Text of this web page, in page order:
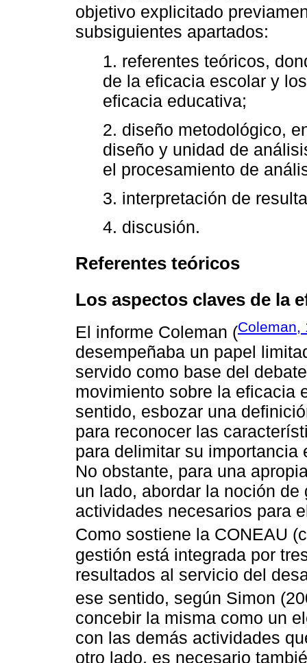
objetivo explicitado
subsiguientes apartados:
1. referentes teóricos,
de la eficacia escolar y
eficacia educativa;
2. diseño metodológico,
diseño y unidad de
el procesamiento de
3. interpretación de
4. discusión.
Referentes teóricos
Los aspectos claves de la
El informe Coleman (Coleman,
desempeñaba un papel
servido como base del
movimiento sobre la eficacia
sentido, esbozar una
para reconocer las
para delimitar su
No obstante, para una
un lado, abordar la noción
actividades necesarios para
Como sostiene la CONEAU
gestión está integrada por
resultados al servicio del
ese sentido, según Simon
concebir la misma como un
con las demás actividades
otro lado, es necesario